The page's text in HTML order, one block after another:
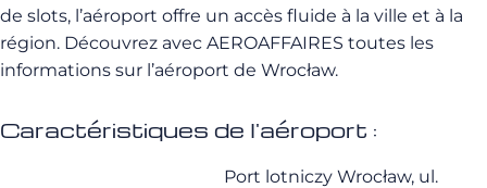
de slots, l’aéroport offre un accès fluide à la ville et à la
région. Découvrez avec AEROAFFAIRES toutes les
informations sur l’aéroport de Wrocław.
Caractéristiques de l'aéroport :
Port lotniczy Wrocław, ul.